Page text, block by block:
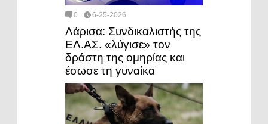
0 6-25-2026
Λάρισα: Συνδικαλιστής της
ΕΛ.ΑΣ. «λύγισε» τον
δράστη της ομηρίας και
έσωσε τη γυναίκα